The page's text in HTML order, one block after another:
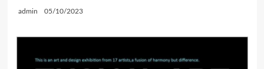
admin 05/10/2023